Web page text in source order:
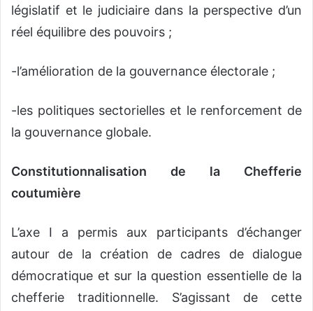
législatif et le judiciaire dans la perspective d’un
réel équilibre des pouvoirs ;
-l’amélioration de la gouvernance électorale ;
-les politiques sectorielles et le renforcement de
la gouvernance globale.
Constitutionnalisation de la Chefferie
coutumière
L’axe I a permis aux participants d’échanger
autour de la création de cadres de dialogue
démocratique et sur la question essentielle de la
chefferie traditionnelle. S’agissant de cette